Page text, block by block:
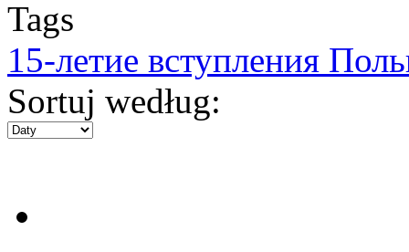
Tags
15-летие вступления
Sortuj według: